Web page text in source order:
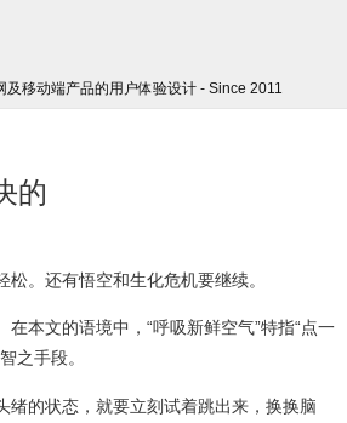
及移动端产品的用户体验设计 - Since 2011
的
。还有悟空和生化危机要继续。
本文的语境中，“呼吸新鲜空气”特指“点一
之手段。
的状态，就要立刻试着跳出来，换换脑